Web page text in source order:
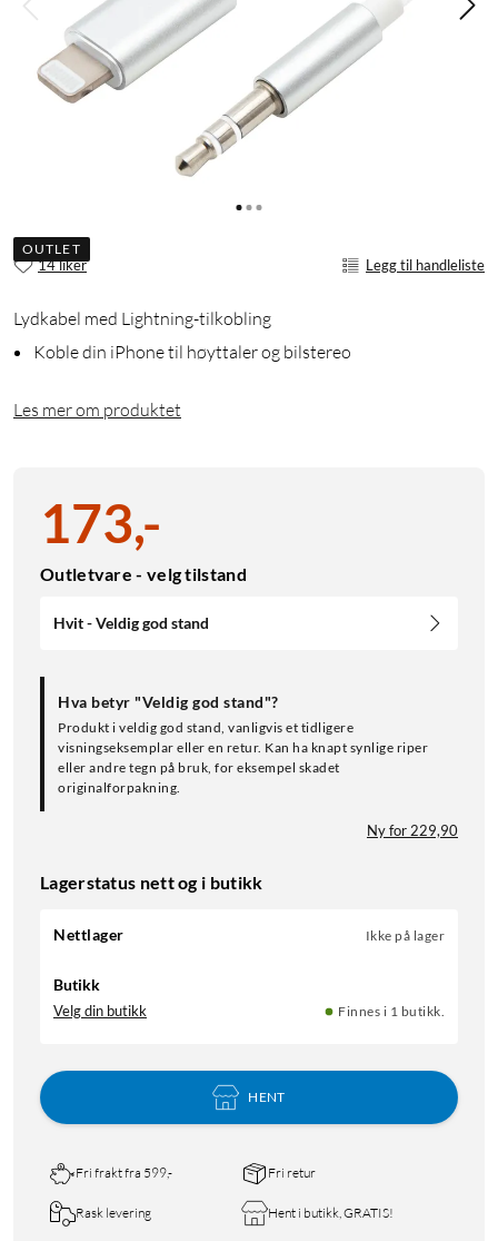
OUTLET
14 liker Legg til handleliste
Lydkabel med Lightning-tilkobling
Koble din iPhone til høyttaler og bilstereo
Les mer om produktet
173,-
Outletvare - velg tilstand
Hvit - Veldig god stand
Hva betyr "Veldig god stand"?
Produkt i veldig god stand, vanligvis et tidligere
visningseksemplar eller en retur. Kan ha knapt synlige riper
eller andre tegn på bruk, for eksempel skadet
originalforpakning.
Ny for 229,90
Lagerstatus nett og i butikk
Nettlager Ikke på lager
Butikk
Velg din butikk Finnes i 1 butikk.
HENT
Fri frakt fra 599,- Fri retur
Rask levering Hent i butikk, GRATIS!